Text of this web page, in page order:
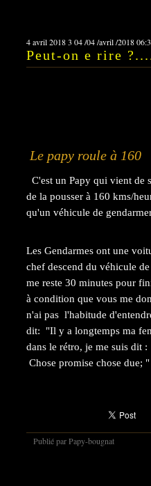
4 avril 20183 04/04/avril/2018
Peut-on e rire
Le papy roule à 160
C'est un Papy qui vient de
de la pousser à 160 kms/
qu'un véhicule de
Les Gendarmes ont une
chef descend du véhicule
me reste 30 minutes pour
à condition que vous me
n'ai pas l'habitude
dit: "Il y a longtemps ma
dans le rétro, je me suis
Chose promise chose due;
Publié par Papy-bougnat